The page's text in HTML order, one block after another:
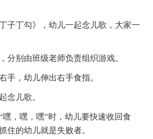
丁勾》，幼儿一起念儿歌，大家一
别由班级老师负责组织游戏。
幼儿伸出右手食指。
儿歌。
嘿，嘿”时，幼儿要快速收回食
住的幼儿就是失败者。